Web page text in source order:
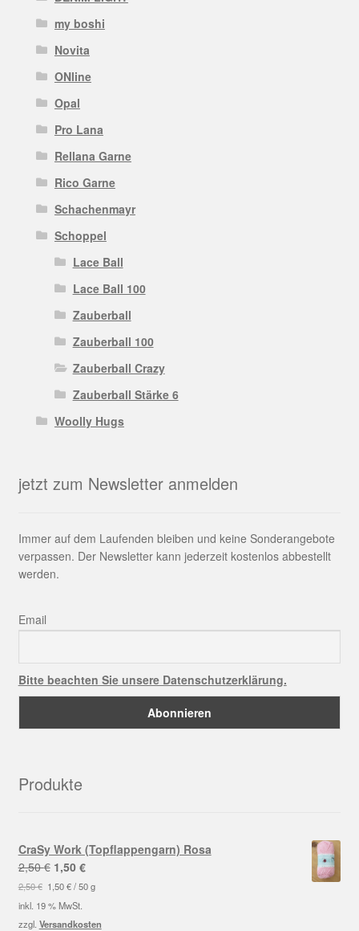
my boshi
Novita
ONline
Opal
Pro Lana
Rellana Garne
Rico Garne
Schachenmayr
Schoppel
Lace Ball
Lace Ball 100
Zauberball
Zauberball 100
Zauberball Crazy
Zauberball Stärke 6
Woolly Hugs
jetzt zum Newsletter anmelden
Immer auf dem Laufenden bleiben und keine Sonderangebote
verpassen. Der Newsletter kann jederzeit kostenlos abbestellt
werden.
Email
Bitte beachten Sie unsere Datenschutzerklärung.
Produkte
CraSy Work (Topflappengarn) Rosa
2,50€ Ursprünglicher
Preis
war:
2,50 €
1,50 €Aktueller
Preis
1,50 €.
2,50€ 1,50€/50 g
inkl. 19 % MwSt.
zzgl. Versandkosten